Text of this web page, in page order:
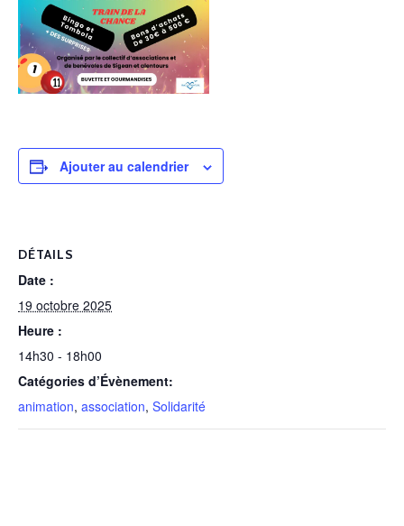
Ajouter au calendrier
DÉTAILS
Date :
19 octobre 2025
Heure :
14h30 - 18h00
Catégories d’Évènement:
animation, association, Solidarité